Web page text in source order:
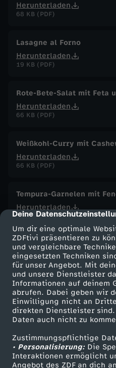
cmp-dialog-description
Deine
Um dir eine optimale
ZDFtivi präsentieren zu
und vergleichbare
eingesetzten Techniken
für unser Angebot. Mit
und unsere Dienstleister
Informationen auf deinem
abrufen. Dabei geben wir
Einwilligung nicht an
direkten Dienstleister
Daten auch nicht zu
Zustimmungspflichtige
• Personalisierung:Die
Interaktionen ermöglicht
Angebot des ZDF an dich
Herunterladen
68 KB (PDF)
Lasagne al Forno
Herunterladen
19 KB (PDF)
Rote-Bete-Salat mit Feta
Herunterladen
66 KB (PDF)
Weißkohl-Curry mit
Herunterladen
66 KB (PDF)
Tempura-Garnelen mit
Herunterladen
87 KB (PDF)
Briouats mit
Herunterladen
16 KB (PDF)
Grünkohl-Gemüsesuppe
Herunterladen
63 KB (PDF)
Selbstgemachtes
Herunterladen